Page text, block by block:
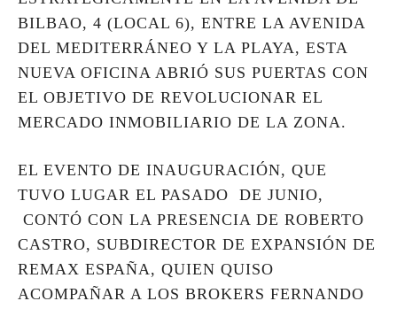
BILBAO, 4 (LOCAL 6), ENTRE LA AVENIDA
DEL MEDITERRÁNEO Y LA PLAYA, ESTA
NUEVA OFICINA ABRIÓ SUS PUERTAS CON
EL OBJETIVO DE REVOLUCIONAR EL
MERCADO INMOBILIARIO DE LA ZONA.
EL EVENTO DE INAUGURACIÓN, QUE
TUVO LUGAR EL PASADO DE JUNIO,
CONTÓ CON LA PRESENCIA DE ROBERTO
CASTRO, SUBDIRECTOR DE EXPANSIÓN DE
REMAX ESPAÑA, QUIEN QUISO
ACOMPAÑAR A LOS BROKERS FERNANDO